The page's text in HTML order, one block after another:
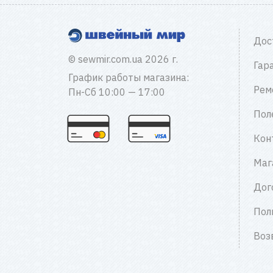
© sewmir.com.ua 2026 г.
График работы магазина:
Пн-Сб 10:00 — 17:00